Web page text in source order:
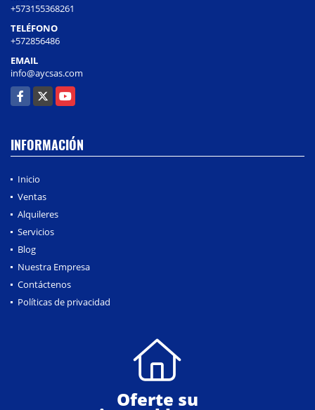
+573155368261
TELÉFONO
+572856486
EMAIL
info@aycsas.com
Facebook
X YouTube
INFORMACIÓN
Inicio
Ventas
Alquileres
Servicios
Blog
Nuestra Empresa
Contáctenos
Políticas de privacidad
Oferte su